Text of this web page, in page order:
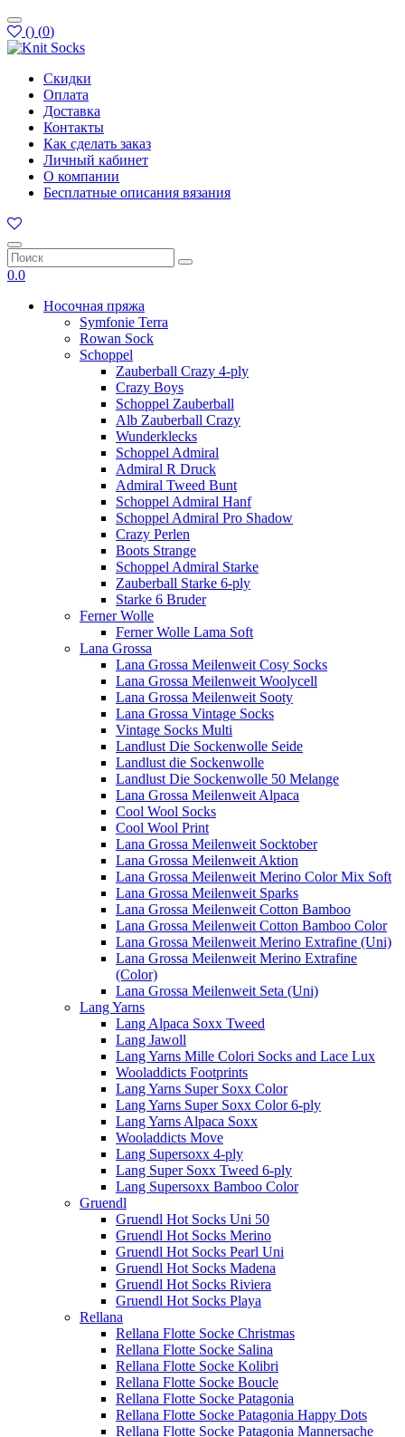
() (0)
Скидки
Оплата
Доставка
Контакты
Как сделать заказ
Личный кабинет
О компании
Бесплатные описания вязания
0.0
Носочная пряжа
Symfonie Terra
Rowan Sock
Schoppel
Zauberball Crazy 4-ply
Crazy Boys
Schoppel Zauberball
Alb Zauberball Crazy
Wunderklecks
Schoppel Admiral
Admiral R Druck
Admiral Tweed Bunt
Schoppel Admiral Hanf
Schoppel Admiral Pro Shadow
Crazy Perlen
Boots Strange
Schoppel Admiral Starke
Zauberball Starke 6-ply
Starke 6 Bruder
Ferner Wolle
Ferner Wolle Lama Soft
Lana Grossa
Lana Grossa Meilenweit Cosy Socks
Lana Grossa Meilenweit Woolycell
Lana Grossa Meilenweit Sooty
Lana Grossa Vintage Socks
Vintage Socks Multi
Landlust Die Sockenwolle Seide
Landlust die Sockenwolle
Landlust Die Sockenwolle 50 Melange
Lana Grossa Meilenweit Alpaca
Cool Wool Socks
Cool Wool Print
Lana Grossa Meilenweit Socktober
Lana Grossa Meilenweit Aktion
Lana Grossa Meilenweit Merino Color Mix Soft
Lana Grossa Meilenweit Sparks
Lana Grossa Meilenweit Cotton Bamboo
Lana Grossa Meilenweit Cotton Bamboo Color
Lana Grossa Meilenweit Merino Extrafine (Uni)
Lana Grossa Meilenweit Merino Extrafine
(Color)
Lana Grossa Meilenweit Seta (Uni)
Lang Yarns
Lang Alpaca Soxx Tweed
Lang Jawoll
Lang Yarns Mille Colori Socks and Lace Lux
Wooladdicts Footprints
Lang Yarns Super Soxx Color
Lang Yarns Super Soxx Color 6-ply
Lang Yarns Alpaca Soxx
Wooladdicts Move
Lang Supersoxx 4-ply
Lang Super Soxx Tweed 6-ply
Lang Supersoxx Bamboo Color
Gruendl
Gruendl Hot Socks Uni 50
Gruendl Hot Socks Merino
Gruendl Hot Socks Pearl Uni
Gruendl Hot Socks Madena
Gruendl Hot Socks Riviera
Gruendl Hot Socks Playa
Rellana
Rellana Flotte Socke Christmas
Rellana Flotte Socke Salina
Rellana Flotte Socke Kolibri
Rellana Flotte Socke Boucle
Rellana Flotte Socke Patagonia
Rellana Flotte Socke Patagonia Happy Dots
Rellana Flotte Socke Patagonia Mannersache